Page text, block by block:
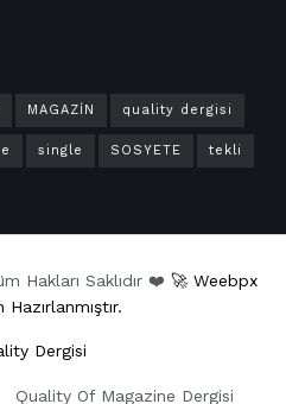
MAGAZİN quality dergisi
single SOSYETE tekli
Hakları Saklıdır ❤️ 🚀 Weebpx
Hazırlanmıştır.
Quality Of Magazine Dergisi